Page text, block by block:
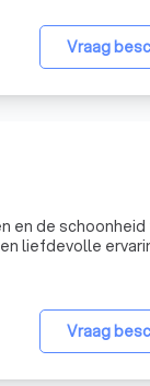
Vraag
en de
liefdevolle
Vraag